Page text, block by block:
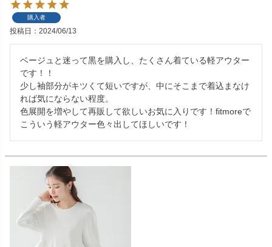
購入者
投稿日 2024/06/13
ベージュと迷って黒を購入し、たくさん着ている軽アウター
です！！
少し袖部分がキツくて短いですが、中にそこまで着込まなけ
れば気にならない程度。
色展開を増やして再販して欲しいお気に入りです！fitmoreで
こういう軽アウター色々出してほしいです！